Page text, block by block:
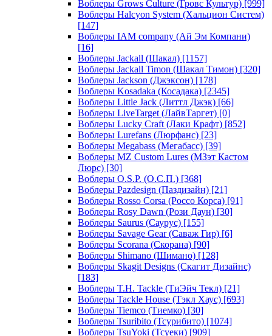
Воблеры Grows Culture (Гровс Культур) [999]
Воблеры Halcyon System (Хальцион Систем)
[147]
Воблеры IAM company (Ай Эм Компани)
[16]
Воблеры Jackall (Шакал) [1157]
Воблеры Jackall Timon (Шакал Тимон) [320]
Воблеры Jackson (Джэксон) [178]
Воблеры Kosadaka (Косадака) [2345]
Воблеры Little Jack (Литтл Джэк) [66]
Воблеры LiveTarget (ЛайвТаргет) [0]
Воблеры Lucky Craft (Лаки Крафт) [852]
Воблеры Lurefans (Люрфанс) [23]
Воблеры Megabass (Мегабасс) [39]
Воблеры MZ Custom Lures (МЗэт Кастом
Люрс) [30]
Воблеры O.S.P. (О.С.П.) [368]
Воблеры Pazdesign (Паздизайн) [21]
Воблеры Rosso Corsa (Россо Корса) [91]
Воблеры Rosy Dawn (Рози Даун) [30]
Воблеры Saurus (Саурус) [155]
Воблеры Savage Gear (Саваж Гир) [6]
Воблеры Scorana (Скорана) [90]
Воблеры Shimano (Шимано) [128]
Воблеры Skagit Designs (Скагит Дизайнс)
[183]
Воблеры T.H. Tackle (ТиЭйч Текл) [21]
Воблеры Tackle House (Тэкл Хаус) [693]
Воблеры Tiemco (Тиемко) [30]
Воблеры Tsuribito (Тсурибито) [1074]
Воблеры TsuYoki (Тсуеки) [909]